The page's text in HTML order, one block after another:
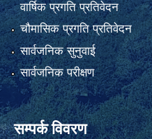
वार्षिक प्रगति प्रतिवेदन
चौमासिक प्रगति प्रतिवेदन
सार्वजनिक सुनुवाई
सार्वजनिक परीक्षण
सम्पर्क विवरण